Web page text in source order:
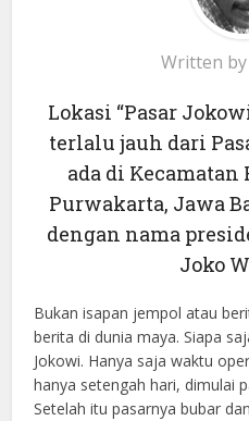
Written by
Lokasi “Pasar
terlalu jauh dari
ada di Kecamatan
Purwakarta, Jawa
dengan nama
Joko
Bukan isapan jempol atau
berita di dunia maya. Siapa
Jokowi. Hanya saja waktu
hanya setengah hari, dimulai
Setelah itu pasarnya bubar